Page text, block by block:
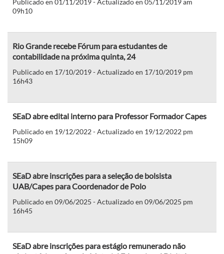
09h10
Rio Grande recebe Fórum para estudantes de
contabilidade na próxima quinta, 24
Publicado en 17/10/2019 - Actualizado en 17/10/2019 pm
16h43
SEaD abre edital interno para Professor Formador Capes
Publicado en 19/12/2022 - Actualizado en 19/12/2022 pm
15h09
SEaD abre inscrições para a seleção de bolsista
UAB/Capes para Coordenador de Polo
Publicado en 09/06/2025 - Actualizado en 09/06/2025 pm
16h45
SEaD abre inscrições para estágio remunerado não